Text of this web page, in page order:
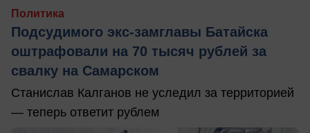
Политика
Подсудимого экс-замглавы Батайска
оштрафовали на 70 тысяч рублей за
свалку на Самарском
Станислав Калганов не уследил за территорией
— теперь ответит рублем